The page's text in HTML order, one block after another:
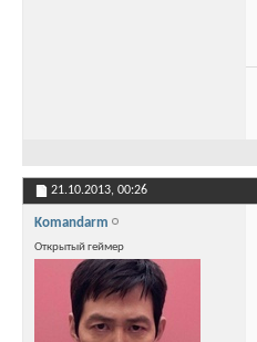
21.10.2013, 00:26
Komandarm
Открытый геймер